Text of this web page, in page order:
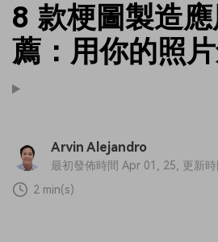
8 款梗圖製造
薦：用你的照
Arvin Alejandro
最初發佈時間 Apr 01, 25, 更新
2 min(s)